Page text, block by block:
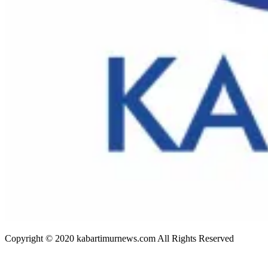
Copyright © 2020 kabartimurnews.com All Rights Reserved